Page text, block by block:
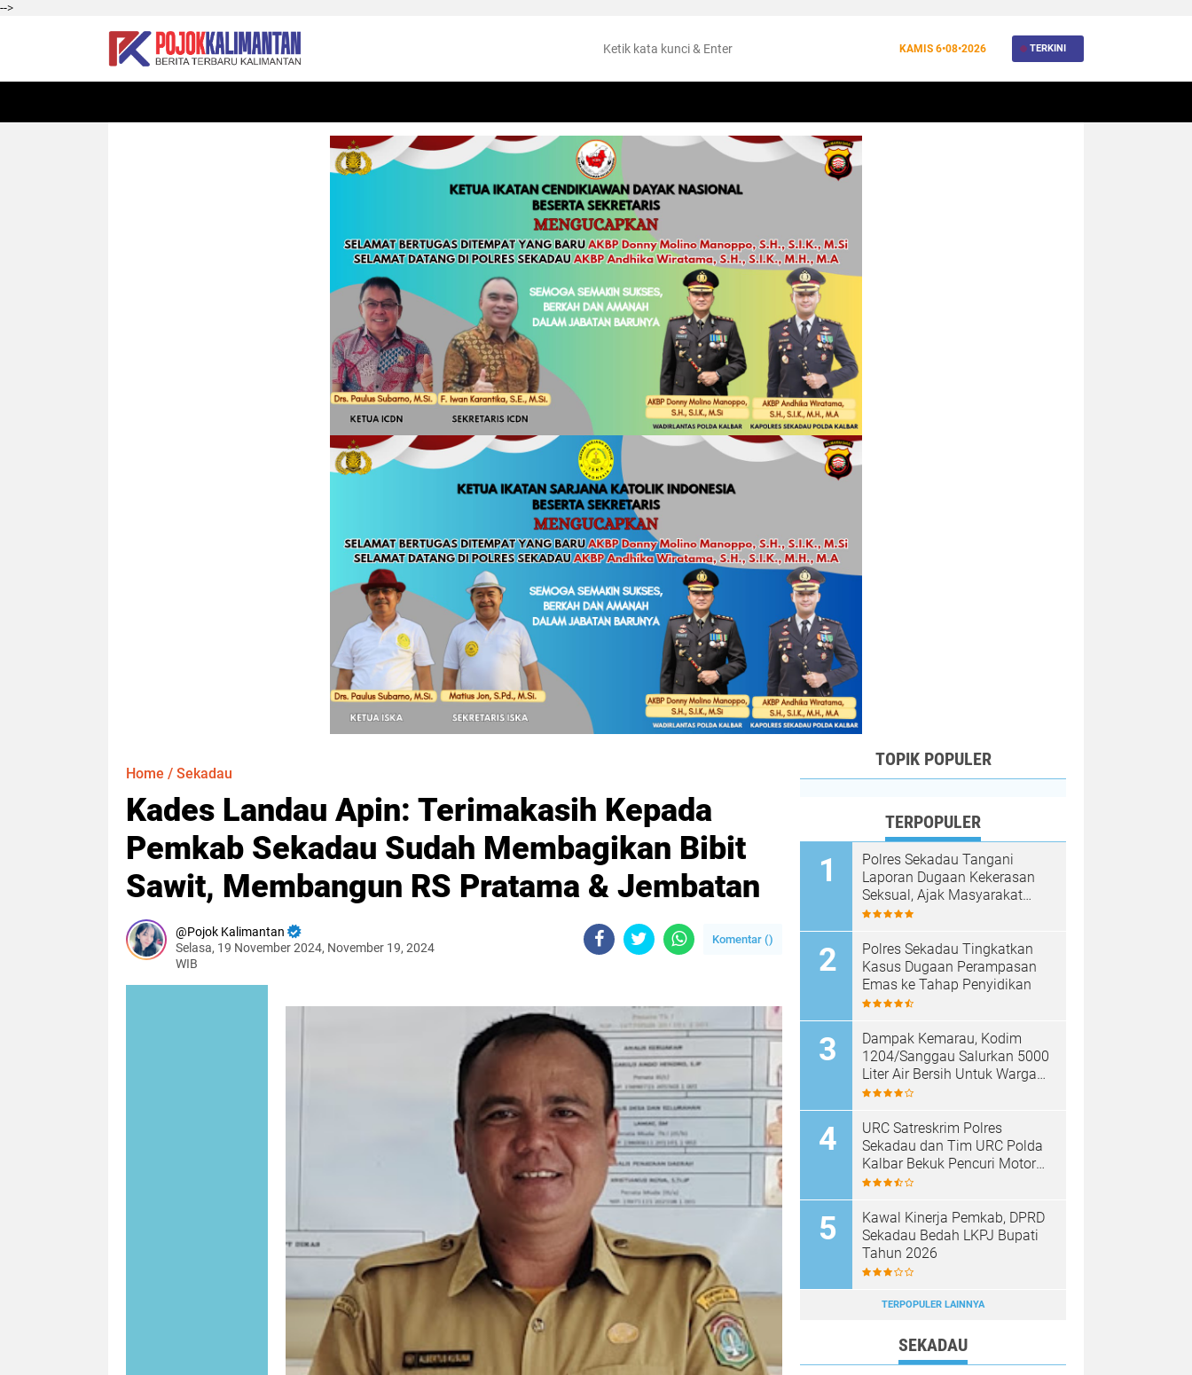
-->
KAMIS 6•08•2026 TERKINI
Home / Sekadau
Kades Landau Apin: Terimakasih Kepada
Pemkab Sekadau Sudah Membagikan Bibit
Sawit, Membangun RS Pratama & Jembatan
Pojok Kalimantan
Selasa, 19 November 2024, November 19, 2024
WIB
Komentar ()
TOPIK POPULER
TERPOPULER
Polres Sekadau Tangani
Laporan Dugaan Kekerasan
Seksual, Ajak Masyarakat
Jaga Ruang Digital
Polres Sekadau Tingkatkan
Kasus Dugaan Perampasan
Emas ke Tahap Penyidikan
Dampak Kemarau, Kodim
1204/Sanggau Salurkan 5000
Liter Air Bersih Untuk Warga
Desa Entakai
URC Satreskrim Polres
Sekadau dan Tim URC Polda
Kalbar Bekuk Pencuri Motor
KLX, Satu Pelaku Masih
Kawal Kinerja Pemkab, DPRD
Sekadau Bedah LKPJ Bupati
Tahun 2026
TERPOPULER LAINNYA
SEKADAU